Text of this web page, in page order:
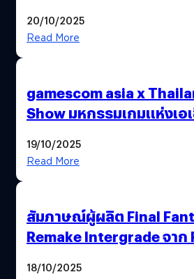
20/10/2025
Read More
gamescom asia x
Show มหกรรมเกมแห่งเอ
พาณิชย์ร่วมชูความสำเร็จ
19/10/2025
Read More
สัมภาษณ์ผู้ผลิต Final
Remake Intergrade จาก
18/10/2025